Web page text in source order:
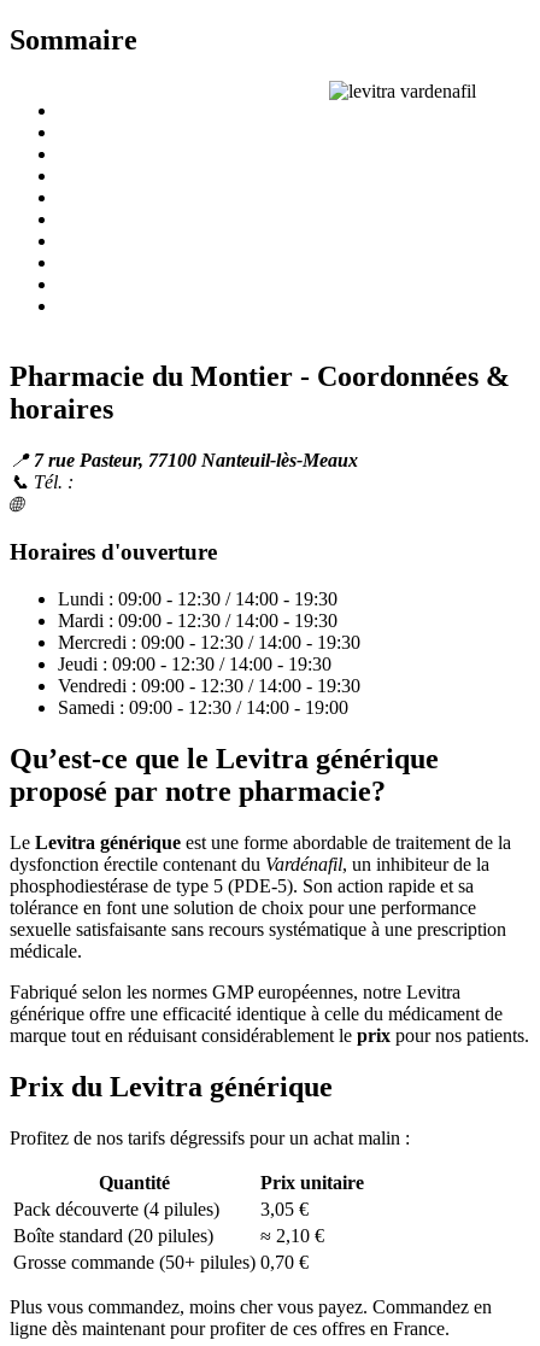
Sommaire
Pharmacie du Montier - Coordonnées &
horaires
📍 7 rue Pasteur, 77100 Nanteuil-lès-Meaux
📞 Tél. :
🌐
Horaires d'ouverture
Lundi : 09:00 - 12:30 / 14:00 - 19:30
Mardi : 09:00 - 12:30 / 14:00 - 19:30
Mercredi : 09:00 - 12:30 / 14:00 - 19:30
Jeudi : 09:00 - 12:30 / 14:00 - 19:30
Vendredi : 09:00 - 12:30 / 14:00 - 19:30
Samedi : 09:00 - 12:30 / 14:00 - 19:00
Qu’est-ce que le Levitra générique
proposé par notre pharmacie?
Le Levitra générique est une forme abordable de traitement de la
dysfonction érectile contenant du Vardénafil, un inhibiteur de la
phosphodiestérase de type 5 (PDE-5). Son action rapide et sa
tolérance en font une solution de choix pour une performance
sexuelle satisfaisante sans recours systématique à une prescription
médicale.
Fabriqué selon les normes GMP européennes, notre Levitra
générique offre une efficacité identique à celle du médicament de
marque tout en réduisant considérablement le prix pour nos patients.
Prix du Levitra générique
Profitez de nos tarifs dégressifs pour un achat malin :
Quantité
Prix unitaire
Pack découverte (4 pilules)
3,05 €
Boîte standard (20 pilules)
≈ 2,10 €
Grosse commande (50+ pilules) 0,70 €
Plus vous commandez, moins cher vous payez. Commandez en
ligne dès maintenant pour profiter de ces offres en France.